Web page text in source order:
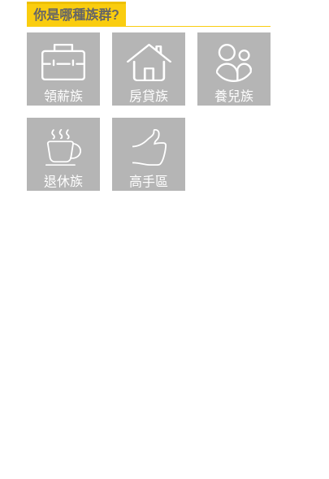
你是哪種族群?
領薪族 房貸族 養兒族
退休族 高手區